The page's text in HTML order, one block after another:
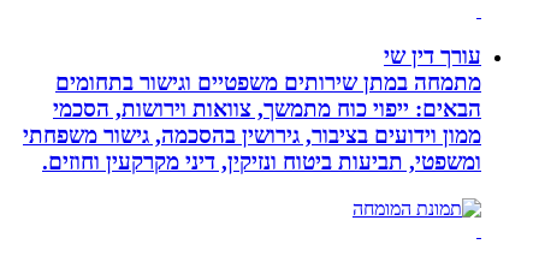
עורך דין שי
מתמחה במתן שירותים משפטיים וגישור בתחומים
הבאים: ייפוי כוח מתמשך, צוואות וירושות, הסכמי
ממון וידועים בציבור, גירושין בהסכמה, גישור משפחתי
ומשפטי, תביעות ביטוח ונזיקין, דיני מקרקעין וחוזים.